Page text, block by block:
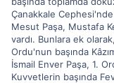
Çanakkale
Mesut Paşa, Mustafa
vardı. Bunlara ek
Ordu'nun başında
İsmail Enver Paşa, 1.
Kuvvetlerin başında